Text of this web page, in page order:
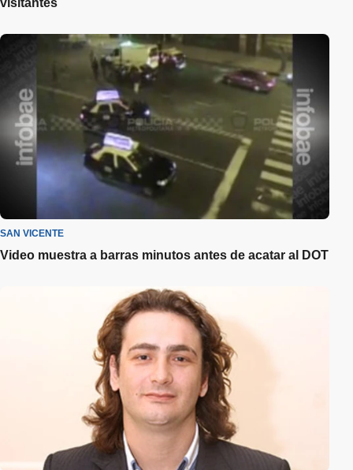
visitantes
SAN VICENTE
Video muestra a barras minutos antes de acatar al DOT